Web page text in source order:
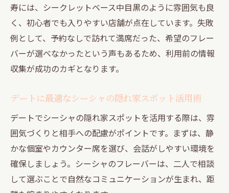
秘訣
非日常を楽しむ恵比寿中目黒の隠れ家シーシャ
案内
非日常を感じるシーシャ隠れ家の選び方と
は
恵比寿・中目黒で美味しいシーシャ体験を
隠れ家シーシャで心からリラックスできる
理由
デートや語らいに最適なシーシャスポット
恵比寿中目黒ならではのシーシャ時間の魅
寿には、シークレットベース中目黒のように雰囲気も良
く、初心者でも入りやすい店舗が点在しています。失敗
例として、予約なしで訪れて満席だった、希望のフレー
バーが選べなかったという声もあるため、利用前の情報
収集が成功のカギとなります。
デートに最適なシーシャの隠れ家スポット活用術
デートでシーシャの隠れ家スポットを活用する際は、雰
囲気づくりと相手への配慮がポイントです。まずは、静
かな個室やカウンター席を選び、会話がしやすい環境を
確保しましょう。シーシャのフレーバーは、二人で相談
して選ぶことで自然なコミュニケーションが生まれ、距